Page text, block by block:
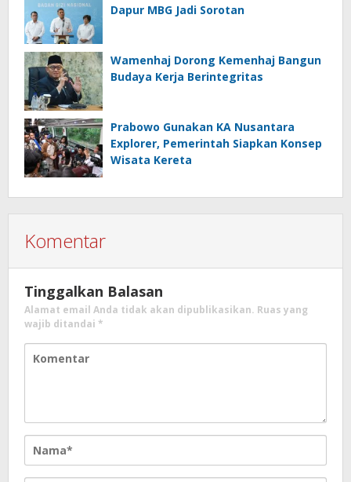
Dapur MBG Jadi Sorotan
Wamenhaj Dorong Kemenhaj Bangun
Budaya Kerja Berintegritas
Prabowo Gunakan KA Nusantara
Explorer, Pemerintah Siapkan Konsep
Wisata Kereta
Komentar
Tinggalkan Balasan
Alamat email Anda tidak akan dipublikasikan. Ruas yang
wajib ditandai *